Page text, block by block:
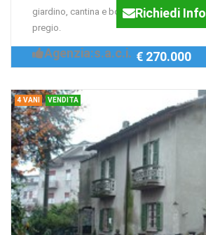
giardino, cantina e box ,finiture di
pregio.
Richiedi Info
Agenzia:s.a.c.i. € 270.000
4 VANI VENDITA